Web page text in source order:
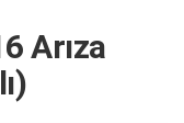
Arıza